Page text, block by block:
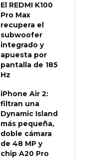
El REDMI K100
Pro Max
recupera el
subwoofer
integrado y
apuesta por
pantalla de 185
Hz
iPhone Air 2:
filtran una
Dynamic Island
más pequeña,
doble cámara
de 48 MP y
chip A20 Pro